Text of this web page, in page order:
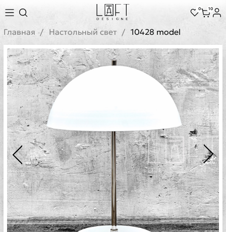
0 10
Главная Настольный свет 10428 model